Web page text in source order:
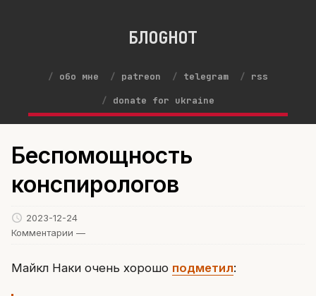
БЛОGНОТ
обо мне patreon telegram
rss
donate for ukraine
Беспомощность
конспирологов
2023-12-24
Комментарии —
Майкл Наки очень хорошо подметил: